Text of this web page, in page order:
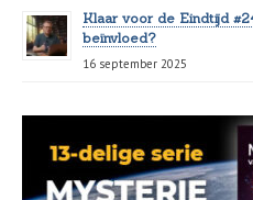
Klaar voor de Eindtijd
beïnvloed?
16 september 2025